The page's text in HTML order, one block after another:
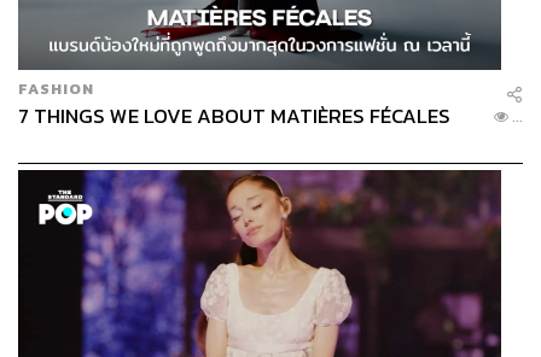
FASHION
7 THINGS WE LOVE ABOUT MATIÈRES FÉCALES ...